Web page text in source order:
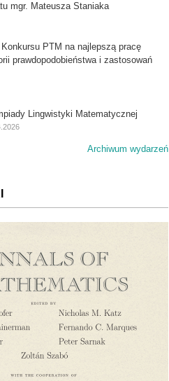
mgr. Mateusza Staniaka
PTM na najlepszą pracę
prawdopodobieństwa i zastosowań
Lingwistyki Matematycznej
Archiwum wydarzeń